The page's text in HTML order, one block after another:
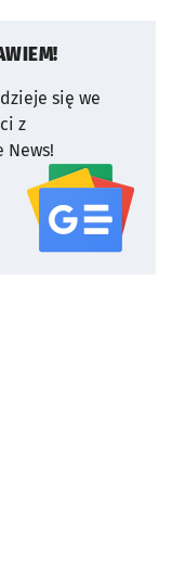
się we
z
News!
serwisu